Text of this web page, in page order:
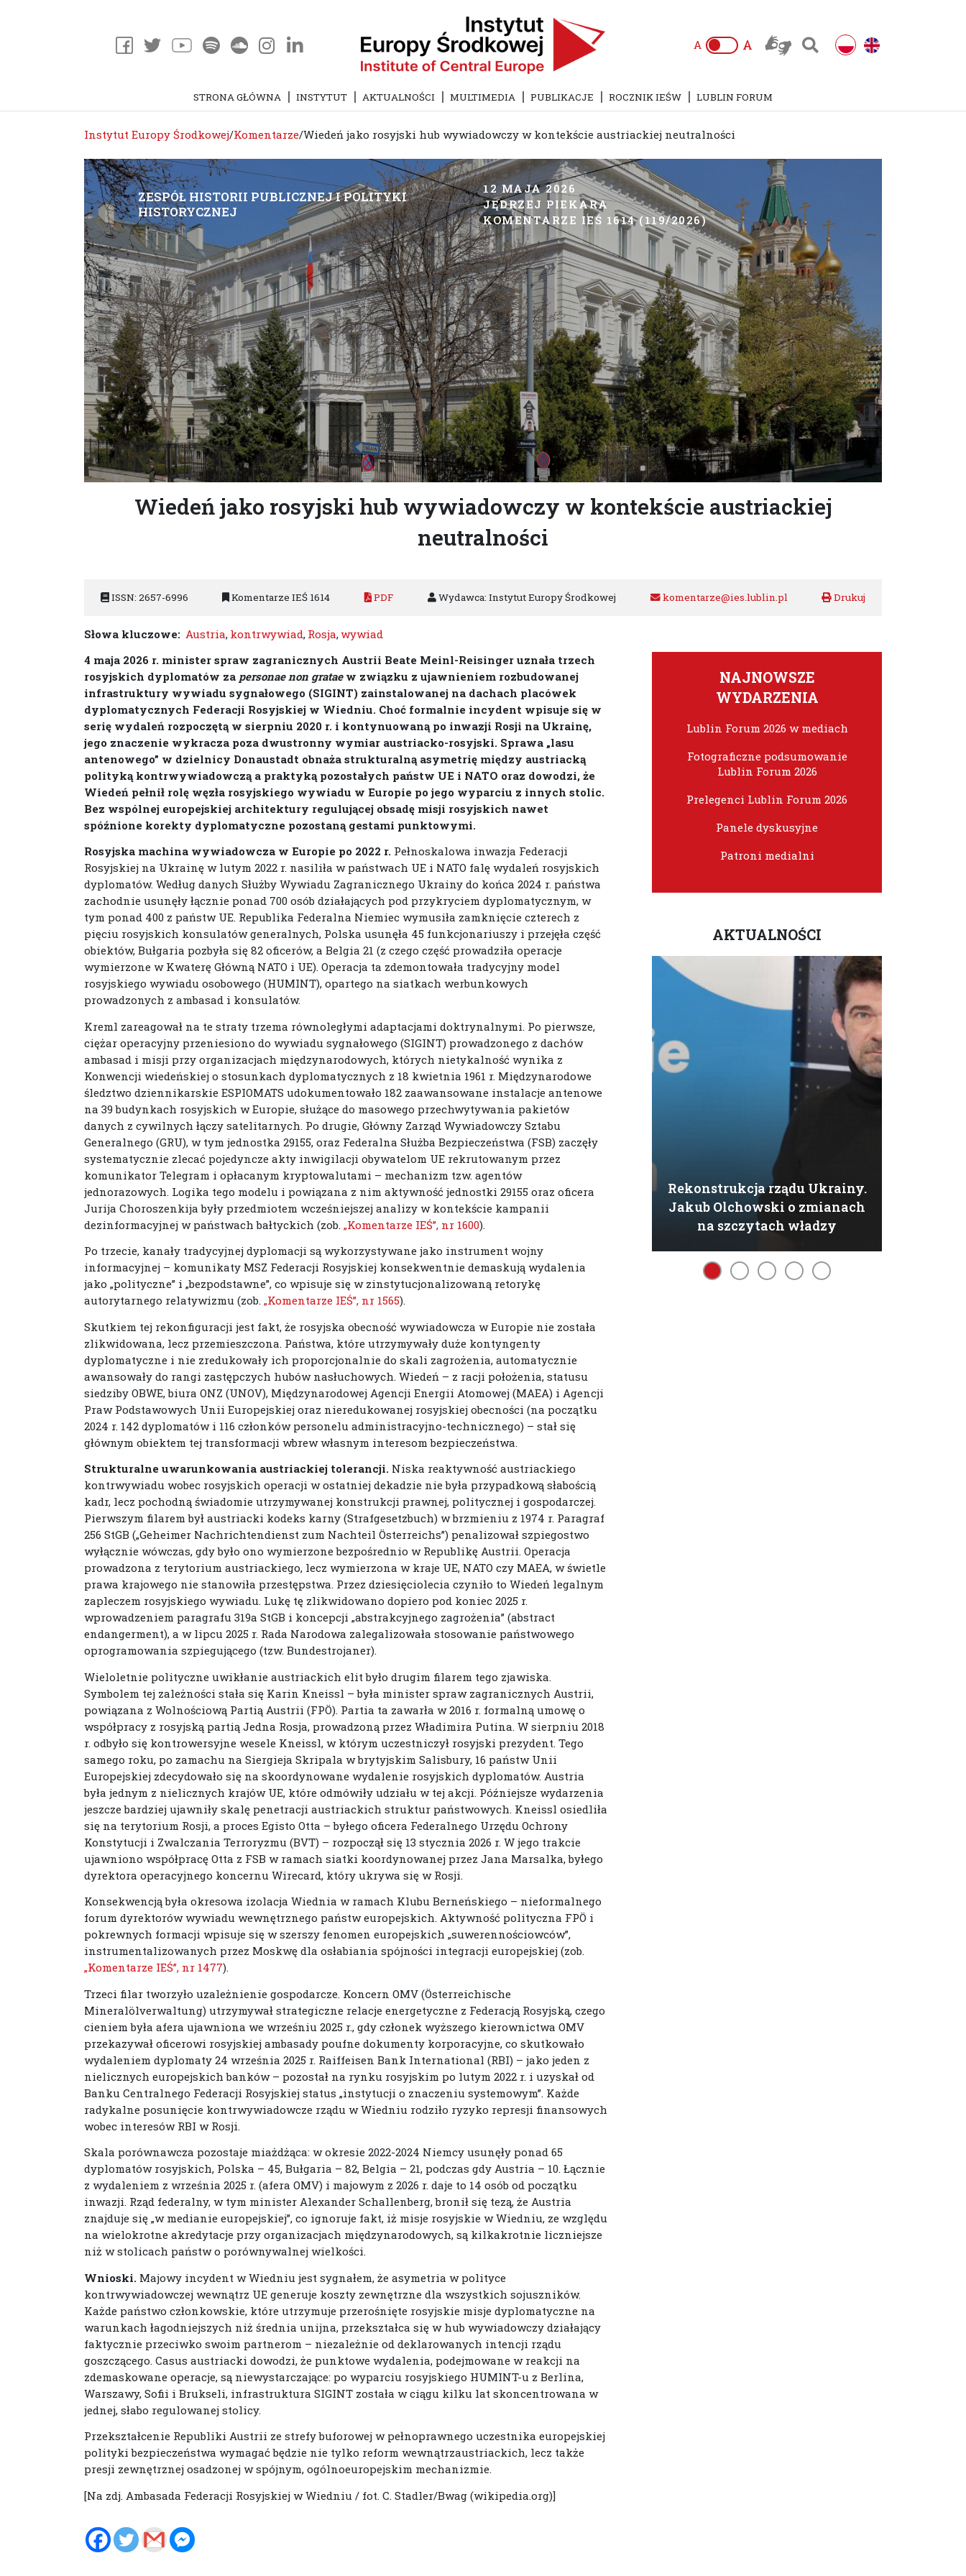
A A
STRONA GŁÓWNA INSTYTUT AKTUALNOŚCI MULTIMEDIA PUBLIKACJE ROCZNIK IEŚW LUBLIN FORUM
Instytut Europy Środkowej/Komentarze/Wiedeń jako rosyjski hub wywiadowczy w kontekście austriackiej neutralności
ZESPÓŁ HISTORII PUBLICZNEJ I POLITYKI
HISTORYCZNEJ
12 MAJA 2026
JĘDRZEJ PIEKARA
KOMENTARZE IEŚ 1614 (119/2026)
Wiedeń jako rosyjski hub wywiadowczy w kontekście austriackiej
neutralności
ISSN: 2657-6996 Komentarze IEŚ 1614 PDF Wydawca: Instytut Europy Środkowej komentarze@ies.lublin.pl
Słowa kluczowe: Austria, kontrwywiad, Rosja,wywiad
4 maja 2026 r. minister spraw zagranicznych Austrii Beate Meinl-Reisinger uznała trzech
rosyjskich dyplomatów za personae non grataew związku z ujawnieniem rozbudowanej
infrastruktury wywiadu sygnałowego (SIGINT) zainstalowanej na dachach placówek
dyplomatycznych Federacji Rosyjskiej w Wiedniu. Choć formalnie incydent wpisuje się w
serię wydaleń rozpoczętą w sierpniu 2020 r. i kontynuowaną po inwazji Rosji na Ukrainę,
jego znaczenie wykracza poza dwustronny wymiar austriacko-rosyjski. Sprawa „lasu
antenowego” w dzielnicy Donaustadt obnaża strukturalną asymetrię między austriacką
polityką kontrwywiadowczą a praktyką pozostałych państw UE i NATO oraz dowodzi, że
Wiedeń pełnił rolę węzła rosyjskiego wywiadu w Europie po jego wyparciu z innych stolic.
Bez wspólnej europejskiej architektury regulującej obsadę misji rosyjskich nawet
spóźnione korekty dyplomatyczne pozostaną gestami punktowymi.
Rosyjska machina wywiadowcza w Europie po 2022 r. Pełnoskalowa inwazja Federacji
Rosyjskiej na Ukrainę w lutym 2022 r. nasiliła w państwach UE i NATO falę wydaleń rosyjskich
dyplomatów. Według danych Służby Wywiadu Zagranicznego Ukrainy do końca 2024 r. państwa
zachodnie usunęły łącznie ponad 700 osób działających pod przykryciem dyplomatycznym, w
tym ponad 400 z państw UE. Republika Federalna Niemiec wymusiła zamknięcie czterech z
pięciu rosyjskich konsulatów generalnych, Polska usunęła 45 funkcjonariuszy i przejęła część
obiektów, Bułgaria pozbyła się 82 oficerów, a Belgia 21 (z czego część prowadziła operacje
wymierzone w Kwaterę Główną NATO i UE). Operacja ta zdemontowała tradycyjny model
rosyjskiego wywiadu osobowego (HUMINT), opartego na siatkach werbunkowych
prowadzonych z ambasad i konsulatów.
Kreml zareagował na te straty trzema równoległymi adaptacjami doktrynalnymi. Po pierwsze,
ciężar operacyjny przeniesiono do wywiadu sygnałowego (SIGINT) prowadzonego z dachów
ambasad i misji przy organizacjach międzynarodowych, których nietykalność wynika z
Konwencji wiedeńskiej o stosunkach dyplomatycznych z 18 kwietnia 1961 r. Międzynarodowe
śledztwo dziennikarskie ESPIOMATS udokumentowało 182 zaawansowane instalacje antenowe
na 39 budynkach rosyjskich w Europie, służące do masowego przechwytywania pakietów
danych z cywilnych łączy satelitarnych. Po drugie, Główny Zarząd Wywiadowczy Sztabu
Generalnego (GRU), w tym jednostka 29155, oraz Federalna Służba Bezpieczeństwa (FSB) zaczęły
systematycznie zlecać pojedyncze akty inwigilacji obywatelom UE rekrutowanym przez
komunikator Telegram i opłacanym kryptowalutami – mechanizm tzw. agentów
jednorazowych. Logika tego modelu i powiązana z nim aktywność jednostki 29155 oraz oficera
Jurija Choroszenkija były przedmiotem wcześniejszej analizy w kontekście kampanii
dezinformacyjnej w państwach bałtyckich (zob. „Komentarze IEŚ”, nr 1600).
Po trzecie, kanały tradycyjnej dyplomacji są wykorzystywane jako instrument wojny
informacyjnej – komunikaty MSZ Federacji Rosyjskiej konsekwentnie demaskują wydalenia
jako „polityczne” i „bezpodstawne”, co wpisuje się w zinstytucjonalizowaną retorykę
autorytarnego relatywizmu (zob. „Komentarze IEŚ”, nr 1565).
Skutkiem tej rekonfiguracji jest fakt, że rosyjska obecność wywiadowcza w Europie nie została
zlikwidowana, lecz przemieszczona. Państwa, które utrzymywały duże kontyngenty
dyplomatyczne i nie zredukowały ich proporcjonalnie do skali zagrożenia, automatycznie
awansowały do rangi zastępczych hubów nasłuchowych. Wiedeń – z racji położenia, statusu
siedziby OBWE, biura ONZ (UNOV), Międzynarodowej Agencji Energii Atomowej (MAEA) i Agencji
Praw Podstawowych Unii Europejskiej oraz nieredukowanej rosyjskiej obecności (na początku
2024 r. 142 dyplomatów i 116 członków personelu administracyjno-technicznego) – stał się
głównym obiektem tej transformacji wbrew własnym interesom bezpieczeństwa.
Strukturalne uwarunkowania austriackiej tolerancji. Niska reaktywność austriackiego
kontrwywiadu wobec rosyjskich operacji w ostatniej dekadzie nie była przypadkową słabością
kadr, lecz pochodną świadomie utrzymywanej konstrukcji prawnej, politycznej i gospodarczej.
Pierwszym filarem był austriacki kodeks karny (Strafgesetzbuch) w brzmieniu z 1974 r. Paragraf
256 StGB („Geheimer Nachrichtendienst zum Nachteil Österreichs”) penalizował szpiegostwo
wyłącznie wówczas, gdy było ono wymierzone bezpośrednio w Republikę Austrii. Operacja
prowadzona z terytorium austriackiego, lecz wymierzona w kraje UE, NATO czy MAEA, w świetle
prawa krajowego nie stanowiła przestępstwa. Przez dziesięciolecia czyniło to Wiedeń legalnym
zapleczem rosyjskiego wywiadu. Lukę tę zlikwidowano dopiero pod koniec 2025 r.
wprowadzeniem paragrafu 319a StGB i koncepcji „abstrakcyjnego zagrożenia” (abstract
endangerment), a w lipcu 2025 r. Rada Narodowa zalegalizowała stosowanie państwowego
oprogramowania szpiegującego (tzw. Bundestrojaner).
Wieloletnie polityczne uwikłanie austriackich elit było drugim filarem tego zjawiska.
Symbolem tej zależności stała się Karin Kneissl – była minister spraw zagranicznych Austrii,
powiązana z Wolnościową Partią Austrii (FPÖ). Partia ta zawarła w 2016 r. formalną umowę o
współpracy z rosyjską partią Jedna Rosja, prowadzoną przez Władimira Putina. W sierpniu 2018
r. odbyło się kontrowersyjne wesele Kneissl, w którym uczestniczył rosyjski prezydent. Tego
samego roku, po zamachu na Siergieja Skripala w brytyjskim Salisbury, 16 państw Unii
Europejskiej zdecydowało się na skoordynowane wydalenie rosyjskich dyplomatów. Austria
była jednym z nielicznych krajów UE, które odmówiły udziału w tej akcji. Późniejsze wydarzenia
jeszcze bardziej ujawniły skalę penetracji austriackich struktur państwowych. Kneissl osiedliła
się na terytorium Rosji, a proces Egisto Otta – byłego oficera Federalnego Urzędu Ochrony
Konstytucji i Zwalczania Terroryzmu (BVT) – rozpoczął się 13 stycznia 2026 r. W jego trakcie
ujawniono współpracę Otta z FSB w ramach siatki koordynowanej przez Jana Marsalka, byłego
dyrektora operacyjnego koncernu Wirecard, który ukrywa się w Rosji.
Konsekwencją była okresowa izolacja Wiednia w ramach Klubu Berneńskiego – nieformalnego
forum dyrektorów wywiadu wewnętrznego państw europejskich. Aktywność polityczna FPÖ i
pokrewnych formacji wpisuje się w szerszy fenomen europejskich „suwerennościowców”,
instrumentalizowanych przez Moskwę dla osłabiania spójności integracji europejskiej (zob.
„Komentarze IEŚ”, nr 1477).
Trzeci filar tworzyło uzależnienie gospodarcze. Koncern OMV (Österreichische
Mineralölverwaltung) utrzymywał strategiczne relacje energetyczne z Federacją Rosyjską, czego
cieniem była afera ujawniona we wrześniu 2025 r., gdy członek wyższego kierownictwa OMV
przekazywał oficerowi rosyjskiej ambasady poufne dokumenty korporacyjne, co skutkowało
wydaleniem dyplomaty 24 września 2025 r. Raiffeisen Bank International (RBI) – jako jeden z
nielicznych europejskich banków – pozostał na rynku rosyjskim po lutym 2022 r. i uzyskał od
Banku Centralnego Federacji Rosyjskiej status „instytucji o znaczeniu systemowym”. Każde
radykalne posunięcie kontrwywiadowcze rządu w Wiedniu rodziło ryzyko represji finansowych
wobec interesów RBI w Rosji.
Skala porównawcza pozostaje miażdżąca: w okresie 2022-2024 Niemcy usunęły ponad 65
dyplomatów rosyjskich, Polska – 45, Bułgaria – 82, Belgia – 21, podczas gdy Austria – 10. Łącznie
z wydaleniem z września 2025 r. (afera OMV) i majowym z 2026 r. daje to 14 osób od początku
inwazji. Rząd federalny, w tym minister Alexander Schallenberg, bronił się tezą, że Austria
znajduje się „w medianie europejskiej”, co ignoruje fakt, iż misje rosyjskie w Wiedniu, ze względu
na wielokrotne akredytacje przy organizacjach międzynarodowych, są kilkakrotnie liczniejsze
niż w stolicach państw o porównywalnej wielkości.
Wnioski. Majowy incydent w Wiedniu jest sygnałem, że asymetria w polityce
kontrwywiadowczej wewnątrz UE generuje koszty zewnętrzne dla wszystkich sojuszników.
Każde państwo członkowskie, które utrzymuje przerośnięte rosyjskie misje dyplomatyczne na
warunkach łagodniejszych niż średnia unijna, przekształca się w hub wywiadowczy działający
faktycznie przeciwko swoim partnerom – niezależnie od deklarowanych intencji rządu
goszczącego. Casus austriacki dowodzi, że punktowe wydalenia, podejmowane w reakcji na
zdemaskowane operacje, są niewystarczające: po wyparciu rosyjskiego HUMINT-u z Berlina,
Warszawy, Sofii i Brukseli, infrastruktura SIGINT została w ciągu kilku lat skoncentrowana w
jednej, słabo regulowanej stolicy.
Przekształcenie Republiki Austrii ze strefy buforowej w pełnoprawnego uczestnika europejskiej
polityki bezpieczeństwa wymagać będzie nie tylko reform wewnątrzaustriackich, lecz także
presji zewnętrznej osadzonej w spójnym, ogólnoeuropejskim mechanizmie.
[Na zdj. Ambasada Federacji Rosyjskiej w Wiedniu / fot. C. Stadler/Bwag (wikipedia.org)]
NAJNOWSZE
WYDARZENIA
Lublin Forum 2026 w mediach
Fotograficzne podsumowanie
Lublin Forum 2026
Prelegenci Lublin Forum 2026
Panele dyskusyjne
Patroni medialni
AKTUALNOŚCI
Rekonstrukcja rządu Ukrainy.
Jakub Olchowski o zmianach
na szczytach władzy